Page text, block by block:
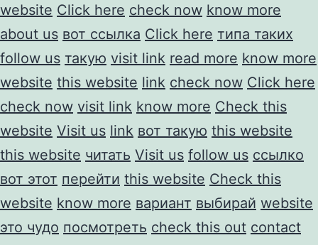
website Click here check now know more
about us вот ссылка Click here типа таких
follow us такую visit link read more know more
website this website link check now Click here
check now visit link know more Check this
website Visit us link вот такую this website
this website читать Visit us follow us ссылко
вот этот перейти this website Check this
website know more вариант выбирай website
это чудо посмотреть check this out contact